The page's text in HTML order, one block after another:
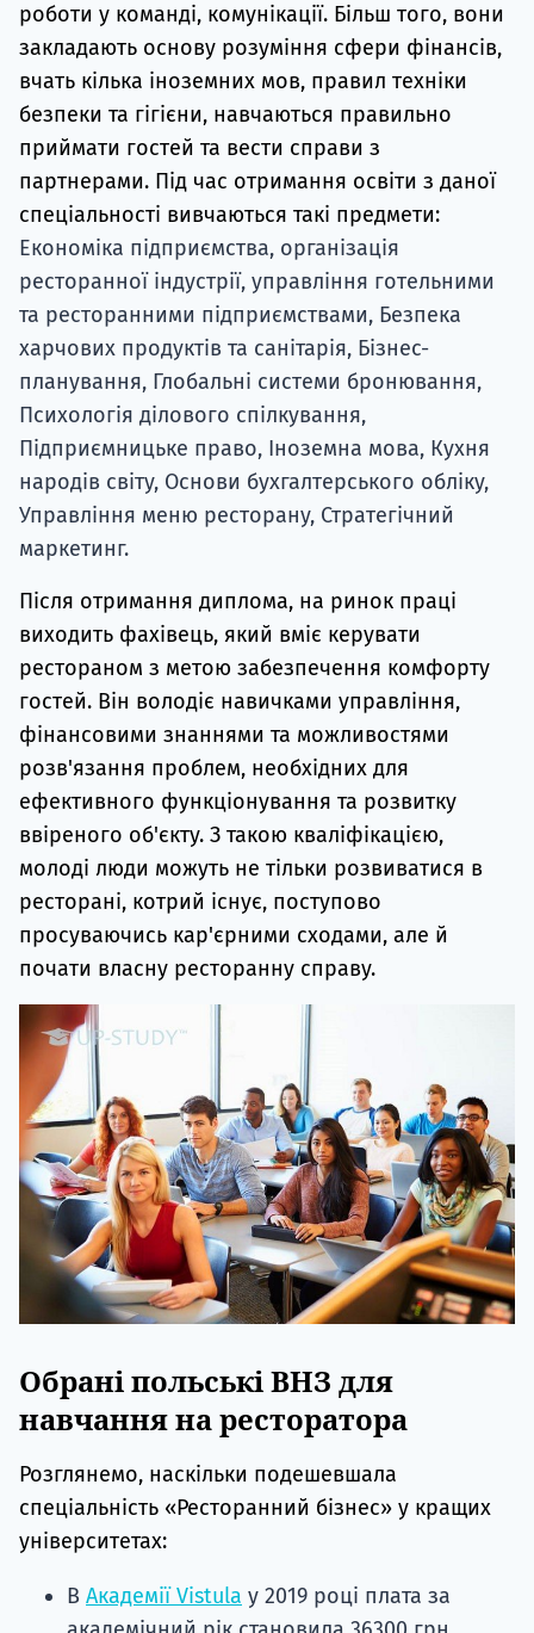
роботи у команді, комунікації. Більш того, вони
закладають основу розуміння сфери фінансів,
вчать кілька іноземних мов, правил техніки
безпеки та гігієни, навчаються правильно
приймати гостей та вести справи з
партнерами. Під час отримання освіти з даної
спеціальності вивчаються такі предмети:
Економіка підприємства, організація
ресторанної індустрії, управління готельними
та ресторанними підприємствами, Безпека
харчових продуктів та санітарія, Бізнес-
планування, Глобальні системи бронювання,
Психологія ділового спілкування,
Підприємницьке право, Іноземна мова, Кухня
народів світу, Основи бухгалтерського обліку,
Управління меню ресторану, Стратегічний
маркетинг.
Після отримання диплома, на ринок праці
виходить фахівець, який вміє керувати
рестораном з метою забезпечення комфорту
гостей. Він володіє навичками управління,
фінансовими знаннями та можливостями
розв'язання проблем, необхідних для
ефективного функціонування та розвитку
ввіреного об'єкту. З такою кваліфікацією,
молоді люди можуть не тільки розвиватися в
ресторані, котрий існує, поступово
просуваючись кар'єрними сходами, але й
почати власну ресторанну справу.
Обрані польські ВНЗ для
навчання на ресторатора
Розглянемо, наскільки подешевшала
спеціальність «Ресторанний бізнес» у кращих
університетах:
В Академії Vistula у 2019 році плата за